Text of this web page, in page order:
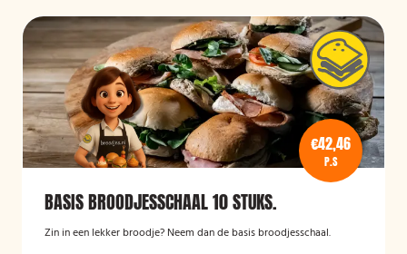
€42,46
P.S
BASIS BROODJESSCHAAL 10 STUKS.
Zin in een lekker broodje? Neem dan de basis broodjesschaal.